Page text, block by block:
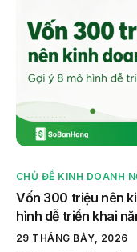
CHỦ ĐỀ KINH DOANH
Vốn 300 triệu nên
hình dễ triển khai
29 THÁNG BẢY, 2026